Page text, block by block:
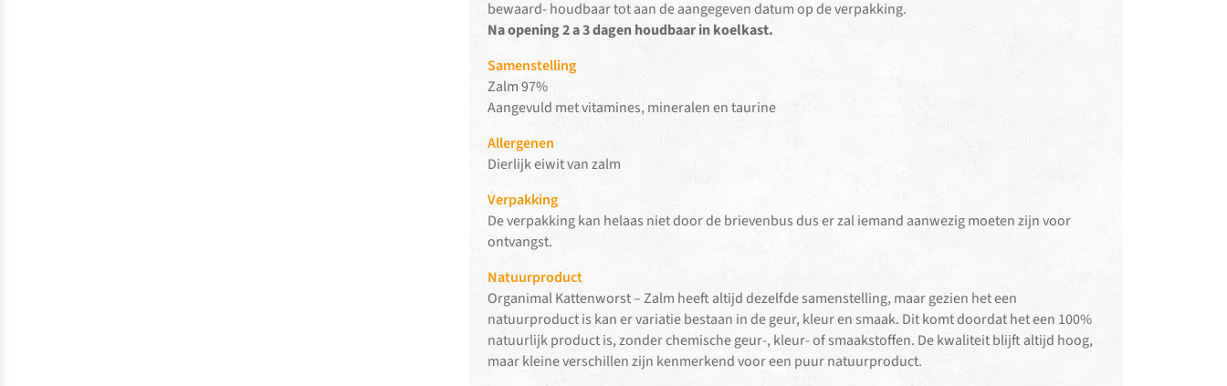
bewaard- houdbaar tot aan de aangegeven datum op de verpakking.
Na opening 2 a 3 dagen houdbaar in koelkast.
Samenstelling
Zalm 97%
Aangevuld met vitamines, mineralen en taurine
Allergenen
Dierlijk eiwit van zalm
Verpakking
De verpakking kan helaas niet door de brievenbus dus er zal iemand aanwezig moeten zijn voor
ontvangst.
Natuurproduct
Organimal Kattenworst – Zalm heeft altijd dezelfde samenstelling, maar gezien het een
natuurproduct is kan er variatie bestaan in de geur, kleur en smaak. Dit komt doordat het een 100%
natuurlijk product is, zonder chemische geur-, kleur- of smaakstoffen. De kwaliteit blijft altijd hoog,
maar kleine verschillen zijn kenmerkend voor een puur natuurproduct.